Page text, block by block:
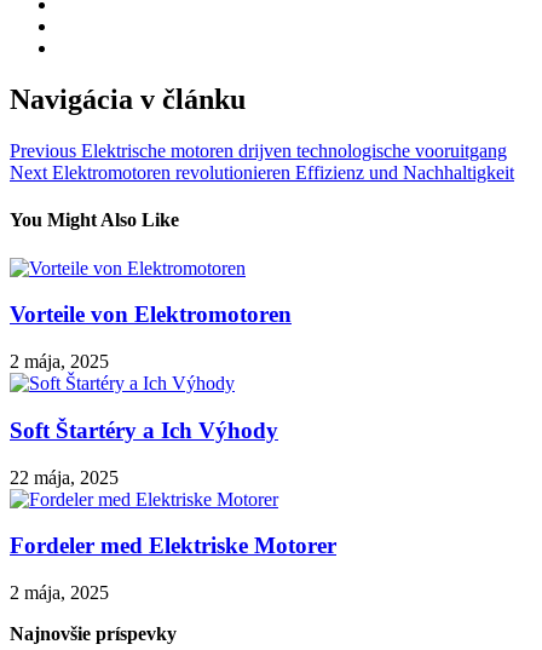
Navigácia v článku
Previous Elektrische motoren drijven technologische vooruitgang
Next Elektromotoren revolutionieren Effizienz und Nachhaltigkeit
You Might Also Like
Vorteile von Elektromotoren
2 mája, 2025
Soft Štartéry a Ich Výhody
22 mája, 2025
Fordeler med Elektriske Motorer
2 mája, 2025
Najnovšie príspevky